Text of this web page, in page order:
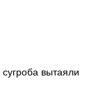
вытаяли